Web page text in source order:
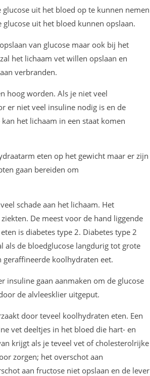
uit het bloed op te kunnen nemen
uit het bloed kunnen opslaan.
van glucose maar ook bij het
het lichaam vet willen opslaan en
verbranden.
hoog worden. Als je niet veel
er niet veel insuline nodig is en de
het lichaam in een staat komen
eten op het gewicht maar er zijn
gaan bereiden om
schade aan het lichaam. Het
De meest voor de hand liggende
is diabetes type 2. Diabetes type 2
als de bloedglucose langdurig tot grote
geraffineerde koolhydraten eet.
insuline gaan aanmaken om de glucose
de alvleesklier uitgeput.
door teveel koolhydraten eten. Een
vet deeltjes in het bloed die hart- en
krijgt als je teveel vet of cholesterolrijke
zorgen; het overschot aan
aan fructose niet opslaan en de lever